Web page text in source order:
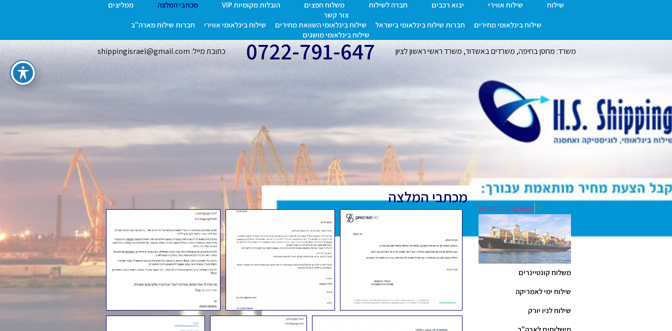
שילוח שילוח אווירי יבוא רכבים חברה לשילוח משלוח חפצים הובלות מקומיות VIP מכתבי המלצה
ממליצים
צור קשר
שילוח בינלאומי מחירים
חברות שילוח בינלאומי בישראל שילוח בינלאומי השוואת מחירים שילוח בינלאומי אווירי
חברות שילוח מארה"ב
שילוח בינלאומי מושגים
משרד: מחסן בחיפה, משרדים באשדוד, משרד ראשי ראשון לציון 0722-791-647 כתובת מייל: shippingisrael@gmail.com
Select Language ▼
משלוח קונטיינרים
שילוח ימי לאמריקה
שילוח לניו יורק
מישלוחים לארה"ב
מכתבי המלצה